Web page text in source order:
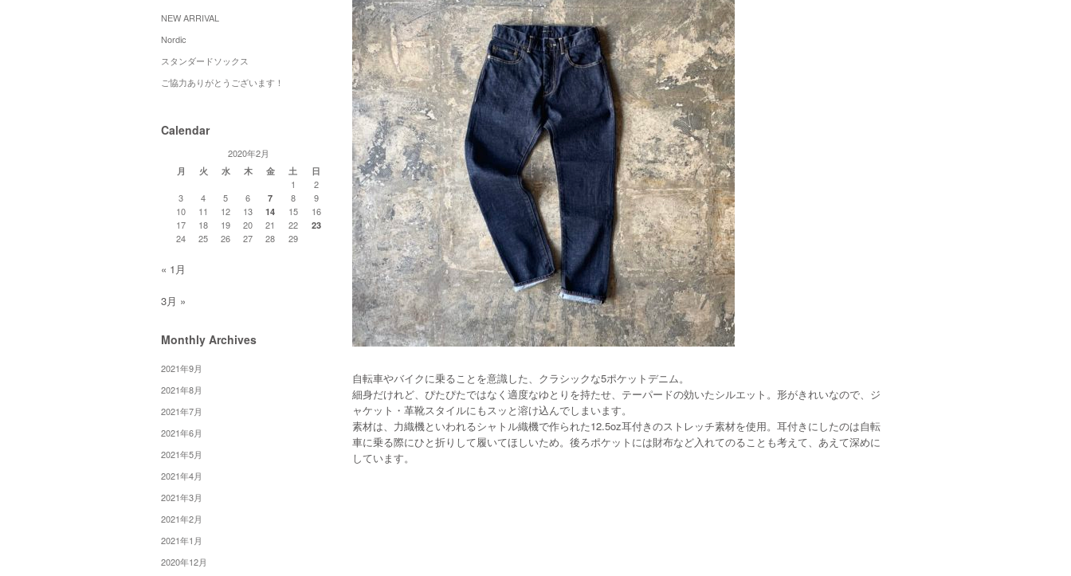
自転車やバイクに乗ることを意識した、クラシックな5ポケットデニム。
細身だけれど、ぴたぴたではなく適度なゆとりを持たせ、テーパードの効いたシルエット。形がきれいなので、ジ
ャケット・革靴スタイルにもスッと溶け込んでしまいます。
素材は、力織機といわれるシャトル織機で作られた12.5oz耳付きのストレッチ素材を使用。耳付きにしたのは自転
車に乗る際にひと折りして履いてほしいため。後ろポケットには財布など入れてのることも考えて、あえて深めに
しています。
NEW ARRIVAL
Nordic
スタンダードソックス
ご協力ありがとうございます！
Calendar
2020年2月
月 火 水 木 金 土 日
1
2
3
4 5 6 7 8
9
10
11 12 13 14 15
16
17
18 19 20 21 22 23
24 25 26 27 28 29
« 1月
3月 »
Monthly Archives
2021年9月
2021年8月
2021年7月
2021年6月
2021年5月
2021年4月
2021年3月
2021年2月
2021年1月
2020年12月